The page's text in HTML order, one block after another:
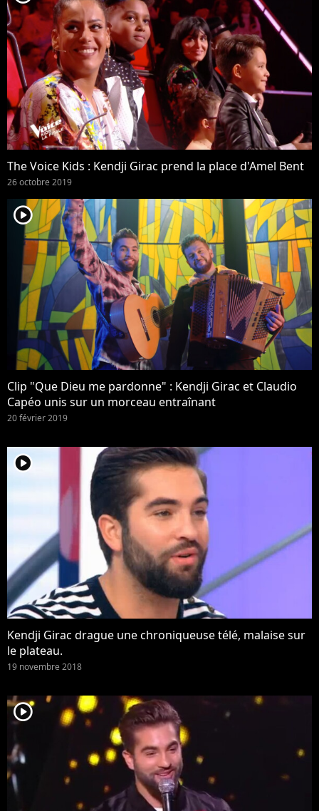
The Voice Kids : Kendji Girac prend la place d'Amel Bent
26 octobre 2019
player2
Clip "Que Dieu me pardonne" : Kendji Girac et Claudio
Capéo unis sur un morceau entraînant
20 février 2019
player2
Kendji Girac drague une chroniqueuse télé, malaise sur
le plateau.
19 novembre 2018
player2